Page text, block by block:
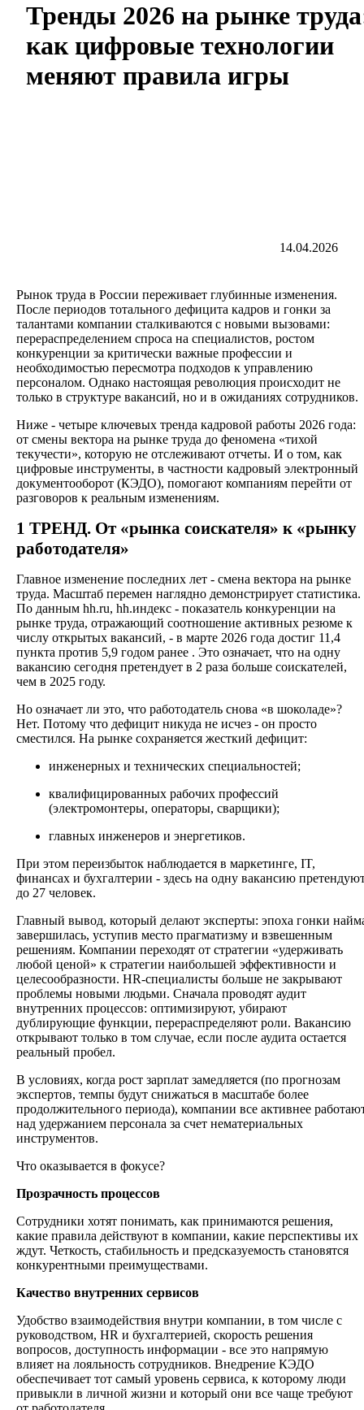
Тренды 2026 на рынке
как цифровые технологии
меняют правила игры
14.04.2026
Рынок труда в России переживает глубинные изменения.
После периодов тотального дефицита кадров и гонки за
талантами компании сталкиваются с новыми вызовами:
перераспределением спроса на специалистов, ростом
конкуренции за критически важные профессии и
необходимостью пересмотра подходов к управлению
персоналом. Однако настоящая революция происходит не
только в структуре вакансий, но и в ожиданиях сотрудников.
Ниже - четыре ключевых тренда кадровой работы 2026 года:
от смены вектора на рынке труда до феномена «тихой
текучести», которую не отслеживают отчеты. И о том, как
цифровые инструменты, в частности кадровый электронный
документооборот (КЭДО), помогают компаниям перейти от
разговоров к реальным изменениям.
1 ТРЕНД. От «рынка соискателя» к «рынку
работодателя»
Главное изменение последних лет - смена вектора на рынке
труда. Масштаб перемен наглядно демонстрирует статистика.
По данным hh.ru, hh.индекс - показатель конкуренции на
рынке труда, отражающий соотношение активных резюме к
числу открытых вакансий, - в марте 2026 года достиг 11,4
пункта против 5,9 годом ранее . Это означает, что на одну
вакансию сегодня претендует в 2 раза больше соискателей,
чем в 2025 году.
Но означает ли это, что работодатель снова «в шоколаде»?
Нет. Потому что дефицит никуда не исчез - он просто
сместился. На рынке сохраняется жесткий дефицит:
инженерных и технических специальностей;
квалифицированных рабочих профессий
(электромонтеры, операторы, сварщики);
главных инженеров и энергетиков.
При этом переизбыток наблюдается в маркетинге, IT,
финансах и бухгалтерии - здесь на одну вакансию
до 27 человек.
Главный вывод, который делают эксперты: эпоха гонки
завершилась, уступив место прагматизму и взвешенным
решениям. Компании переходят от стратегии «удерживать
любой ценой» к стратегии наибольшей эффективности и
целесообразности. HR-специалисты больше не закрывают
проблемы новыми людьми. Сначала проводят аудит
внутренних процессов: оптимизируют, убирают
дублирующие функции, перераспределяют роли. Вакансию
открывают только в том случае, если после аудита остается
реальный пробел.
В условиях, когда рост зарплат замедляется (по прогнозам
экспертов, темпы будут снижаться в масштабе более
продолжительного периода), компании все активнее
над удержанием персонала за счет нематериальных
инструментов.
Что оказывается в фокусе?
Прозрачность процессов
Сотрудники хотят понимать, как принимаются решения,
какие правила действуют в компании, какие перспективы их
ждут. Четкость, стабильность и предсказуемость становятся
конкурентными преимуществами.
Качество внутренних сервисов
Удобство взаимодействия внутри компании, в том числе с
руководством, HR и бухгалтерией, скорость решения
вопросов, доступность информации - все это напрямую
влияет на лояльность сотрудников. Внедрение КЭДО
обеспечивает тот самый уровень сервиса, к которому люди
привыкли в личной жизни и который они все чаще требуют